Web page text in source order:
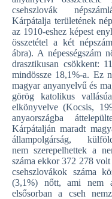
csehszlovák
Kárpátalja területének
az 1910-eshez képest
összetétel a két
ábra). A népességszám
drasztikusan csökkent:
mindössze 18,1%-a. Ez
magyar anyanyelvű és
görög katolikus
elkönyvelve (Kocsis,
anyaországba
Kárpátalján maradt
állampolgárság,
nem szerepelhettek a
száma ekkor 372 278
csehszlovákok száma
(3,1%) nőtt, ami nem a
elsősorban a cseh